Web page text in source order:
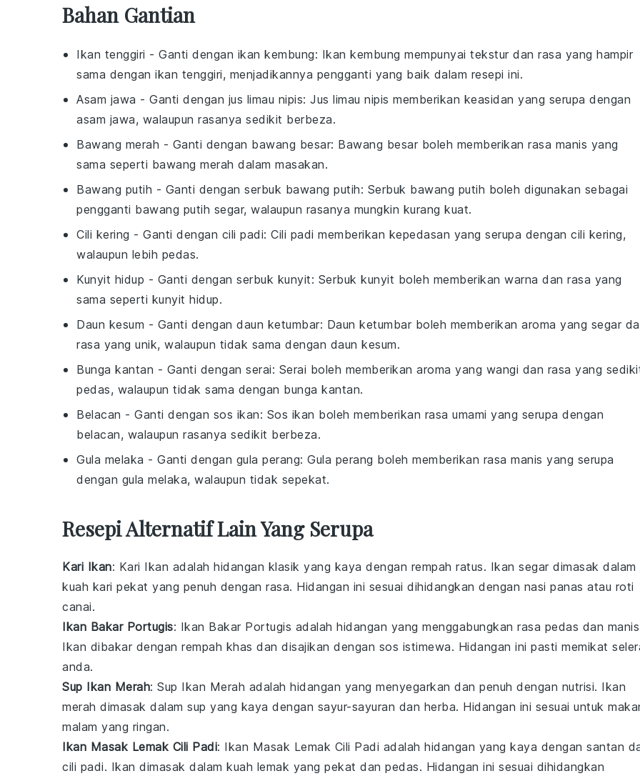
Bahan Gantian
Ikan tenggiri - Ganti dengan ikan kembung: Ikan kembung mempunyai tekstur dan rasa yang hampir
sama dengan ikan tenggiri, menjadikannya pengganti yang baik dalam resepi ini.
Asam jawa - Ganti dengan jus limau nipis: Jus limau nipis memberikan keasidan yang serupa dengan
asam jawa, walaupun rasanya sedikit berbeza.
Bawang merah - Ganti dengan bawang besar: Bawang besar boleh memberikan rasa manis yang
sama seperti bawang merah dalam masakan.
Bawang putih - Ganti dengan serbuk bawang putih: Serbuk bawang putih boleh digunakan sebagai
pengganti bawang putih segar, walaupun rasanya mungkin kurang kuat.
Cili kering - Ganti dengan cili padi: Cili padi memberikan kepedasan yang serupa dengan cili kering,
walaupun lebih pedas.
Kunyit hidup - Ganti dengan serbuk kunyit: Serbuk kunyit boleh memberikan warna dan rasa yang
sama seperti kunyit hidup.
Daun kesum - Ganti dengan daun ketumbar: Daun ketumbar boleh memberikan aroma yang segar
rasa yang unik, walaupun tidak sama dengan daun kesum.
Bunga kantan - Ganti dengan serai: Serai boleh memberikan aroma yang wangi dan rasa yang
pedas, walaupun tidak sama dengan bunga kantan.
Belacan - Ganti dengan sos ikan: Sos ikan boleh memberikan rasa umami yang serupa dengan
belacan, walaupun rasanya sedikit berbeza.
Gula melaka - Ganti dengan gula perang: Gula perang boleh memberikan rasa manis yang serupa
dengan gula melaka, walaupun tidak sepekat.
Resepi Alternatif Lain Yang Serupa
Kari Ikan: Kari Ikan adalah hidangan klasik yang kaya dengan rempah ratus. Ikan segar dimasak dalam
kuah kari pekat yang penuh dengan rasa. Hidangan ini sesuai dihidangkan dengan nasi panas atau roti
canai.
Ikan Bakar Portugis: Ikan Bakar Portugis adalah hidangan yang menggabungkan rasa pedas dan
Ikan dibakar dengan rempah khas dan disajikan dengan sos istimewa. Hidangan ini pasti memikat
anda.
Sup Ikan Merah: Sup Ikan Merah adalah hidangan yang menyegarkan dan penuh dengan nutrisi. Ikan
merah dimasak dalam sup yang kaya dengan sayur-sayuran dan herba. Hidangan ini sesuai untuk
malam yang ringan.
Ikan Masak Lemak Cili Padi: Ikan Masak Lemak Cili Padi adalah hidangan yang kaya dengan santan
cili padi. Ikan dimasak dalam kuah lemak yang pekat dan pedas. Hidangan ini sesuai dihidangkan